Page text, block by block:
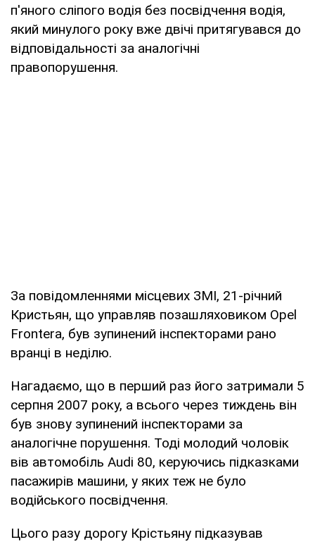
п'яного сліпого водія без посвідчення водія,
який минулого року вже двічі притягувався до
відповідальності за аналогічні
правопорушення.
За повідомленнями місцевих ЗМІ, 21-річний
Кристьян, що управляв позашляховиком Opel
Frontera, був зупинений інспекторами рано
вранці в неділю.
Нагадаємо, що в перший раз його затримали 5
серпня 2007 року, а всього через тиждень він
був знову зупинений інспекторами за
аналогічне порушення. Тоді молодий чоловік
вів автомобіль Audi 80, керуючись підказками
пасажирів машини, у яких теж не було
водійського посвідчення.
Цього разу дорогу Крістьяну підказував